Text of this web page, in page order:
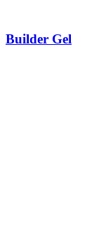
Builder Gel